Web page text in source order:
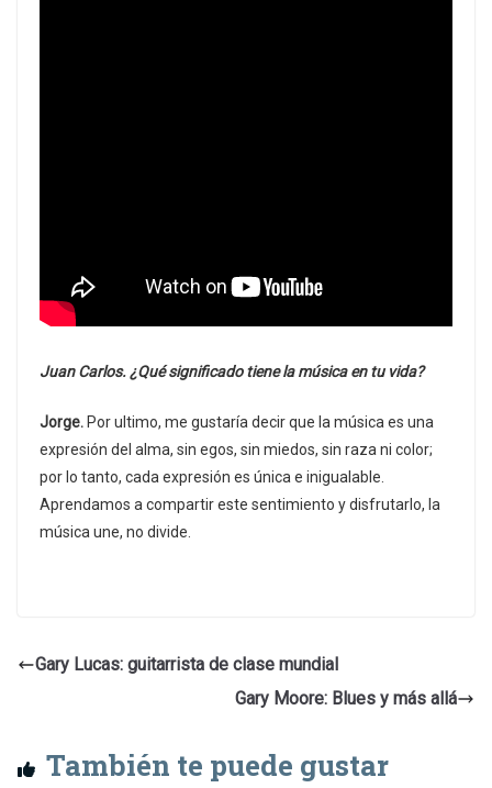
Juan Carlos. ¿Qué significado tiene la música en tu vida?
Jorge. Por ultimo, me gustaría decir que la música es una
expresión del alma, sin egos, sin miedos, sin raza ni color;
por lo tanto, cada expresión es única e inigualable.
Aprendamos a compartir este sentimiento y disfrutarlo, la
música une, no divide.
Gary Lucas: guitarrista de clase mundial
Gary Moore: Blues y más allá
También te puede gustar